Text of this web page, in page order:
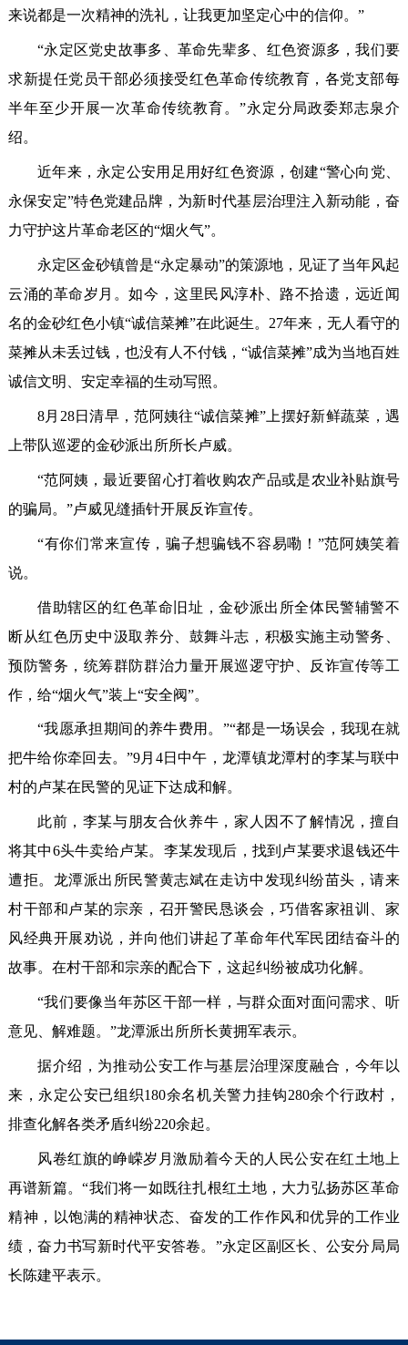
来说都是一次精神的洗礼，让我更加坚定心中的信仰。”
“永定区党史故事多、革命先辈多、红色资源多，我们要
求新提任党员干部必须接受红色革命传统教育，各党支部每
半年至少开展一次革命传统教育。”永定分局政委郑志泉介
绍。
近年来，永定公安用足用好红色资源，创建“警心向党、
永保安定”特色党建品牌，为新时代基层治理注入新动能，奋
力守护这片革命老区的“烟火气”。
永定区金砂镇曾是“永定暴动”的策源地，见证了当年风起
云涌的革命岁月。如今，这里民风淳朴、路不拾遗，远近闻
名的金砂红色小镇“诚信菜摊”在此诞生。27年来，无人看守的
菜摊从未丢过钱，也没有人不付钱，“诚信菜摊”成为当地百姓
诚信文明、安定幸福的生动写照。
8月28日清早，范阿姨往“诚信菜摊”上摆好新鲜蔬菜，遇
上带队巡逻的金砂派出所所长卢威。
“范阿姨，最近要留心打着收购农产品或是农业补贴旗号
的骗局。”卢威见缝插针开展反诈宣传。
“有你们常来宣传，骗子想骗钱不容易嘞！”范阿姨笑着
说。
借助辖区的红色革命旧址，金砂派出所全体民警辅警不
断从红色历史中汲取养分、鼓舞斗志，积极实施主动警务、
预防警务，统筹群防群治力量开展巡逻守护、反诈宣传等工
作，给“烟火气”装上“安全阀”。
“我愿承担期间的养牛费用。”“都是一场误会，我现在就
把牛给你牵回去。”9月4日中午，龙潭镇龙潭村的李某与联中
村的卢某在民警的见证下达成和解。
此前，李某与朋友合伙养牛，家人因不了解情况，擅自
将其中6头牛卖给卢某。李某发现后，找到卢某要求退钱还牛
遭拒。龙潭派出所民警黄志斌在走访中发现纠纷苗头，请来
村干部和卢某的宗亲，召开警民恳谈会，巧借客家祖训、家
风经典开展劝说，并向他们讲起了革命年代军民团结奋斗的
故事。在村干部和宗亲的配合下，这起纠纷被成功化解。
“我们要像当年苏区干部一样，与群众面对面问需求、听
意见、解难题。”龙潭派出所所长黄拥军表示。
据介绍，为推动公安工作与基层治理深度融合，今年以
来，永定公安已组织180余名机关警力挂钩280余个行政村，
排查化解各类矛盾纠纷220余起。
风卷红旗的峥嵘岁月激励着今天的人民公安在红土地上
再谱新篇。“我们将一如既往扎根红土地，大力弘扬苏区革命
精神，以饱满的精神状态、奋发的工作作风和优异的工作业
绩，奋力书写新时代平安答卷。”永定区副区长、公安分局局
长陈建平表示。